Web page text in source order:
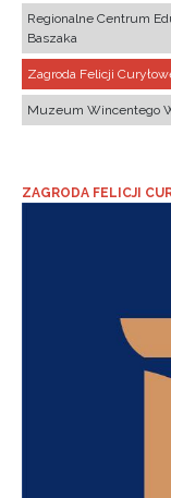
Regionalne Centrum
Baszaka
Zagroda Felicji
Muzeum Wincentego
ZAGRODA FELICJI